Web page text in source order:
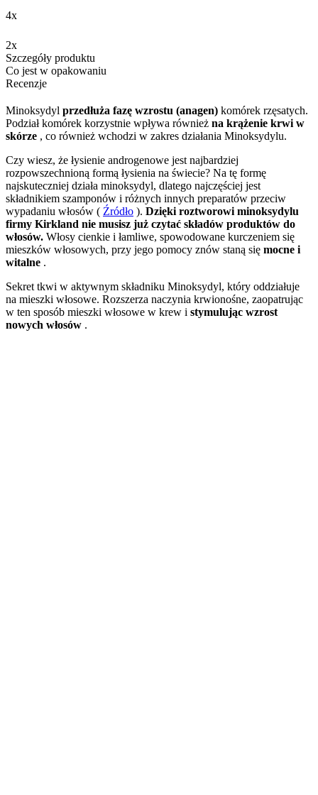
4x
2x
Szczegóły produktu
Co jest w opakowaniu
Recenzje
Minoksydyl przedłuża fazę wzrostu (anagen) komórek rzęsatych.
Podział komórek korzystnie wpływa również na krążenie krwi w
skórze , co również wchodzi w zakres działania Minoksydylu.
Czy wiesz, że łysienie androgenowe jest najbardziej
rozpowszechnioną formą łysienia na świecie? Na tę formę
najskuteczniej działa minoksydyl, dlatego najczęściej jest
składnikiem szamponów i różnych innych preparatów przeciw
wypadaniu włosów ( Źródło ). Dzięki roztworowi minoksydylu
firmy Kirkland nie musisz już czytać składów produktów do
włosów. Włosy cienkie i łamliwe, spowodowane kurczeniem się
mieszków włosowych, przy jego pomocy znów staną się mocne i
witalne .
Sekret tkwi w aktywnym składniku Minoksydyl, który oddziałuje
na mieszki włosowe. Rozszerza naczynia krwionośne, zaopatrując
w ten sposób mieszki włosowe w krew i stymulując wzrost
nowych włosów .